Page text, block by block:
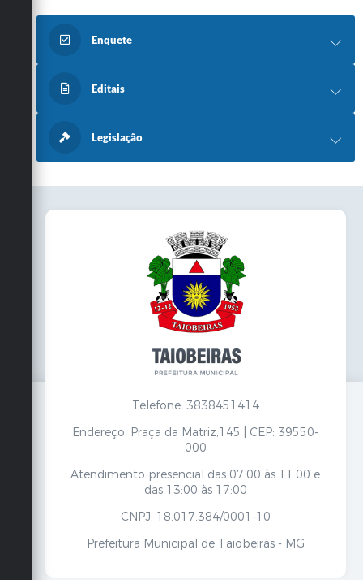
Enquete
Editais
Legislação
Telefone: 3838451414
Endereço: Praça da Matriz,145 | CEP: 39550-
000
Atendimento presencial das 07:00 às 11:00 e
das 13:00 às 17:00
CNPJ: 18.017.384/0001-10
Prefeitura Municipal de Taiobeiras - MG